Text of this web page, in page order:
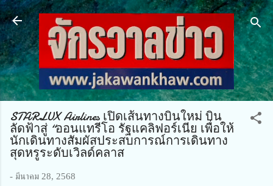
ข้ามไปที่เนื้อหาหลัก
STARLUX Airlines เปิดเส้นทางบินใหม่ บิน
ลัดฟ้าสู่ “ออนแทรีโอ รัฐแคลิฟอร์เนีย เพื่อให้
นักเดินทางสัมผัสประสบการณ์การเดินทาง
สุดหรูระดับเวิลด์คลาส
- มีนาคม 28, 2568